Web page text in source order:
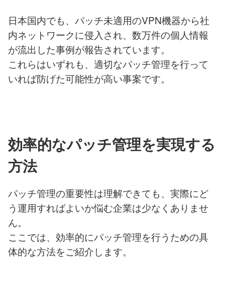
日本国内でも、パッチ未適用のVPN機器から社
内ネットワークに侵入され、数万件の個人情報
が流出した事例が報告されています。
これらはいずれも、適切なパッチ管理を行って
いれば防げた可能性が高い事案です。
効率的なパッチ管理を実現する
方法
パッチ管理の重要性は理解できても、実際にど
う運用すればよいか悩む企業は少なくありませ
ん。
ここでは、効率的にパッチ管理を行うための具
体的な方法をご紹介します。